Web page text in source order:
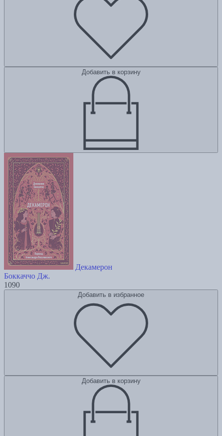
Добавить в корзину
Декамерон
Боккаччо Дж.
1090
Добавить в избранное
Добавить в корзину